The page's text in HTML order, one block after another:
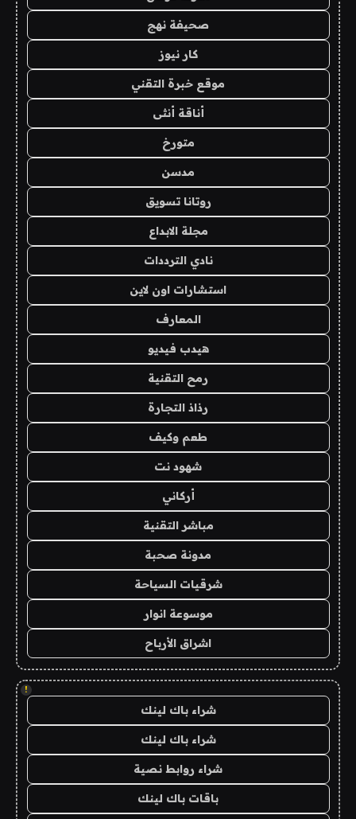
صحيفة نهج
كار نيوز
موقع خبرة التقني
أناقة أنثى
متورخ
مدسن
روتانا تسويق
مجلة الابداع
نادي الترددات
استشارات اون لاين
المعارف
هيدب فيديو
رمح التقنية
رذاذ التجارة
طعم وكيف
شهود نت
أركاني
مباشر التقنية
مدونة صحبة
شرقيات السياحة
موسوعة انوار
اشراق الأرباح
!
شراء باك لينك
شراء باك لينك
شراء روابط نصية
باقات باك لينك